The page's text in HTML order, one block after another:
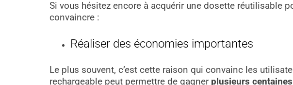
Si vous hésitez encore à acquérir une dosette réutilisable
convaincre :
Réaliser des économies importantes
Le plus souvent, c’est cette raison qui convainc les
rechargeable peut permettre de gagner plusieurs centaines